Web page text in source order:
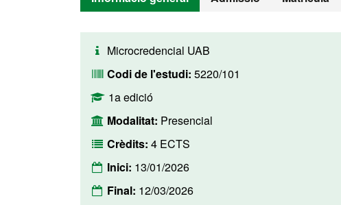
Microcredencial UAB
Codi de l'estudi: 5220/101
1a edició
Modalitat: Presencial
Crèdits: 4 ECTS
Inici: 13/01/2026
Final: 12/03/2026